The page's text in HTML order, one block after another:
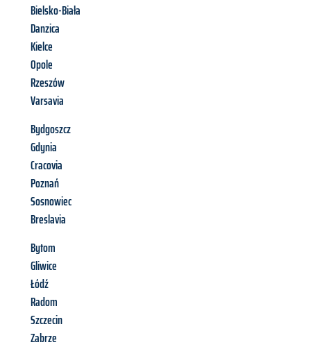
Bielsko-Biała
Danzica
Kielce
Opole
Rzeszów
Varsavia
Bydgoszcz
Gdynia
Cracovia
Poznań
Sosnowiec
Breslavia
Bytom
Gliwice
Łódź
Radom
Szczecin
Zabrze